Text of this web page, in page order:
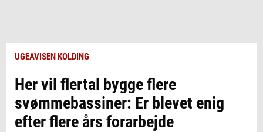
UGEAVISEN KOLDING
Her vil flertal bygge flere
svømmebassiner: Er blevet enig
efter flere års forarbejde